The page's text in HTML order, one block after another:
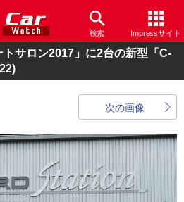
検索 Impressサイト
サロン2017」に2台の新型「C-
次の画像